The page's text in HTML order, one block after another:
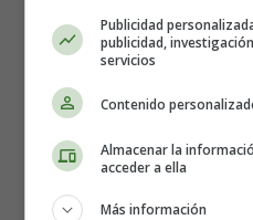
Publicidad
publicidad,
servicios
Contenido
Almacenar la
acceder a ella
Más información